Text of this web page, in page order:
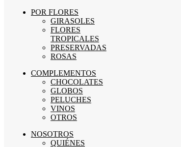
POR FLORES
GIRASOLES
FLORES
TROPICALES
PRESERVADAS
ROSAS
COMPLEMENTOS
CHOCOLATES
GLOBOS
PELUCHES
VINOS
OTROS
NOSOTROS
QUIÉNES